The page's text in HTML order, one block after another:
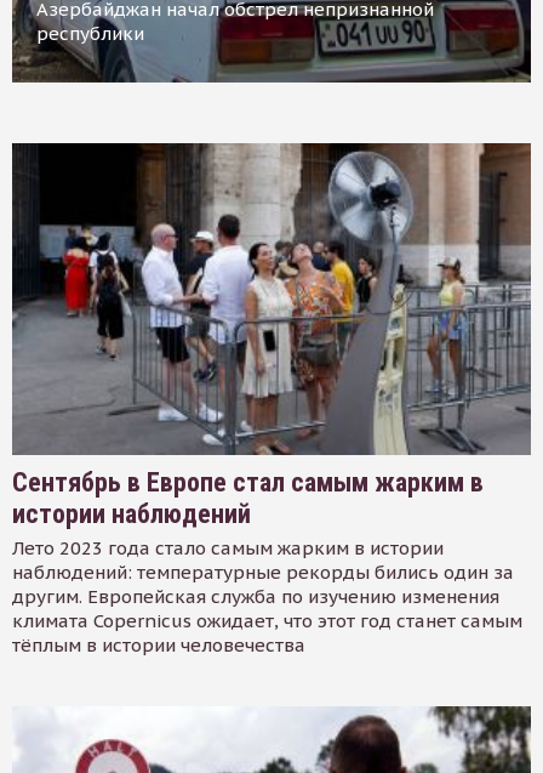
Азербайджан начал обстрел непризнанной
республики
Сентябрь в Европе стал самым жарким в
истории наблюдений
Лето 2023 года стало самым жарким в истории
наблюдений: температурные рекорды бились один за
другим. Европейская служба по изучению изменения
климата Copernicus ожидает, что этот год станет самым
тёплым в истории человечества